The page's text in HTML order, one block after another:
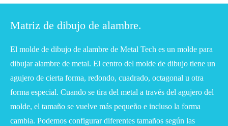
Matriz de dibujo de alambre.
El molde de dibujo de alambre de Metal Tech es un molde para
dibujar alambre de metal. El centro del molde de dibujo tiene un
agujero de cierta forma, redondo, cuadrado, octagonal u otra
forma especial. Cuando se tira del metal a través del agujero del
molde, el tamaño se vuelve más pequeño e incluso la forma
cambia. Podemos configurar diferentes tamaños según las